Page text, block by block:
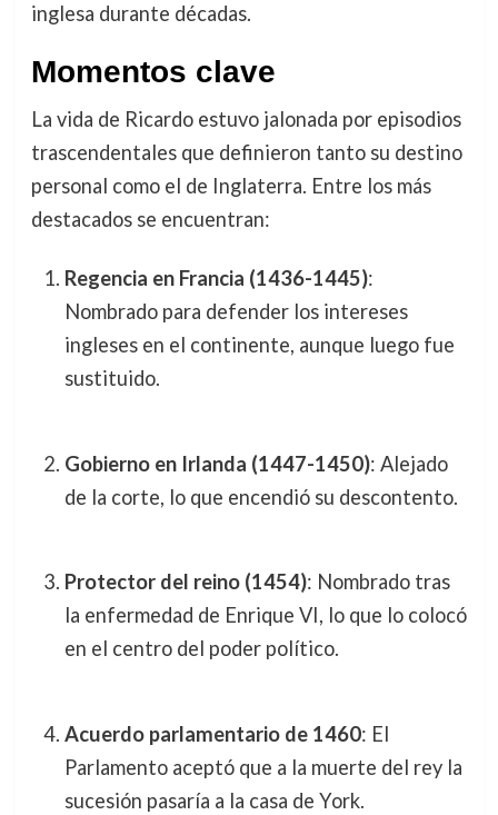
inglesa durante décadas.
Momentos clave
La vida de Ricardo estuvo jalonada por episodios
trascendentales que definieron tanto su destino
personal como el de Inglaterra. Entre los más
destacados se encuentran:
Regencia en Francia (1436-1445):
Nombrado para defender los intereses
ingleses en el continente, aunque luego fue
sustituido.
Gobierno en Irlanda (1447-1450): Alejado
de la corte, lo que encendió su descontento.
Protector del reino (1454): Nombrado tras
la enfermedad de Enrique VI, lo que lo colocó
en el centro del poder político.
Acuerdo parlamentario de 1460: El
Parlamento aceptó que a la muerte del rey la
sucesión pasaría a la casa de York.